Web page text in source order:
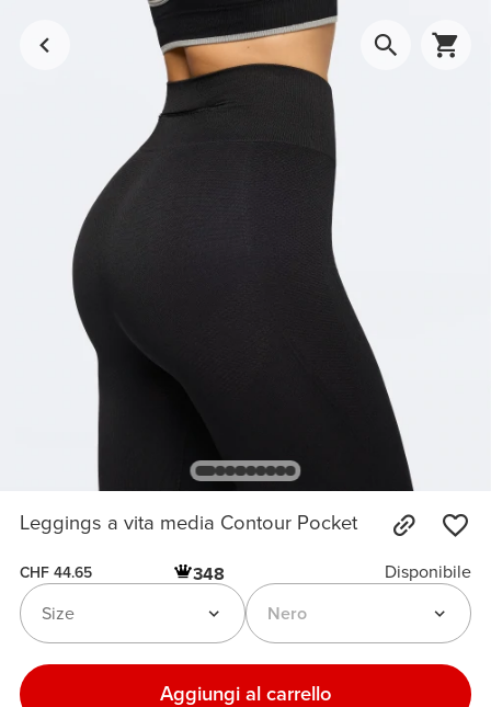
Leggings a vita media Contour Pocket
CHF 44.65 348
Disponibile
Nero
Size
Aggiungi al carrello